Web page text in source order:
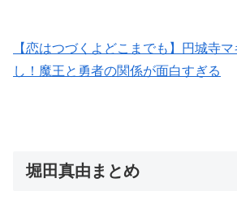
【恋はつづくよどこまでも】円城寺
し！魔王と勇者の関係が面白すぎる
堀田真由まとめ